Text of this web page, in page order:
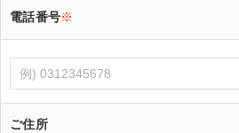
電話番号※
ご住所